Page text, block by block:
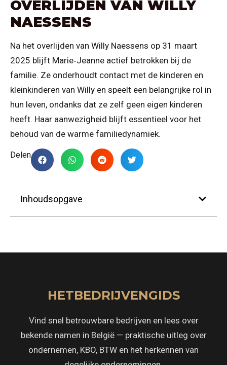
OVERLIJDEN VAN WILLY
NAESSENS
Na het overlijden van Willy Naessens op 31 maart
2025 blijft Marie‑Jeanne actief betrokken bij de
familie. Ze onderhoudt contact met de kinderen en
kleinkinderen van Willy en speelt een belangrijke rol in
hun leven, ondanks dat ze zelf geen eigen kinderen
heeft. Haar aanwezigheid blijft essentieel voor het
behoud van de warme familiedynamiek.
Delen
Inhoudsopgave
HETBEDRIJVENGIDS
Vind snel betrouwbare bedrijven en lees over
bekende namen in België — praktische uitleg over
ondernemen, KBO, BTW en het herkennen van